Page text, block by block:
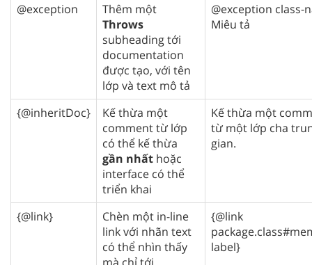
@exception
Thêm một
Throws
subheading tới
documentation
được tạo, với tên
lớp và text mô tả
@exception class-
Miêu tả
{@inheritDoc}
Kế thừa một
comment từ lớp
có thể kế thừa
gần nhất hoặc
interface có thể
triển khai
Kế thừa một
từ một lớp cha
gian.
{@link}
Chèn một in-line
link với nhãn text
có thể nhìn thấy
{@link
label}